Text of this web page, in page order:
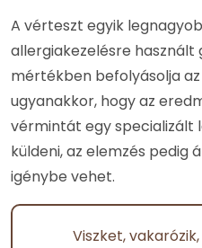
A vérteszt egyik
allergiakezelésre használt
mértékben befolyásolja
ugyanakkor, hogy az
vérmintát egy specializált
küldeni, az elemzés
igénybe vehet.
Viszket,